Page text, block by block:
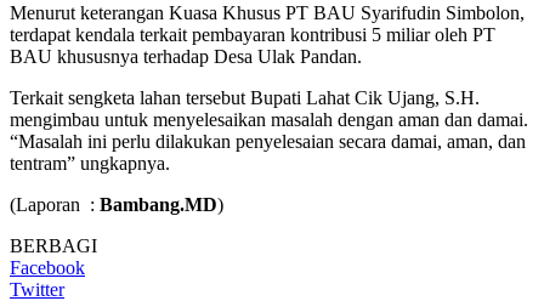
Menurut keterangan Kuasa Khusus PT BAU Syarifudin Simbolon,
terdapat kendala terkait pembayaran kontribusi 5 miliar oleh PT
BAU khususnya terhadap Desa Ulak Pandan.
Terkait sengketa lahan tersebut Bupati Lahat Cik Ujang, S.H.
mengimbau untuk menyelesaikan masalah dengan aman dan damai.
“Masalah ini perlu dilakukan penyelesaian secara damai, aman, dan
tentram” ungkapnya.
(Laporan : Bambang.MD)
BERBAGI
Facebook
Twitter